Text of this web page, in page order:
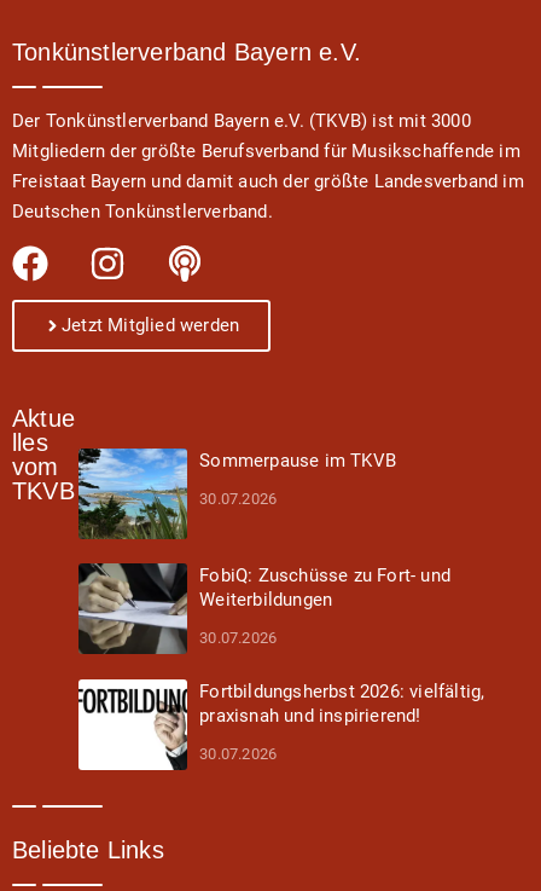
Tonkünstlerverband Bayern e.V.
Der Tonkünstlerverband Bayern e.V. (TKVB) ist mit 3000
Mitgliedern der größte Berufsverband für Musikschaffende im
Freistaat Bayern und damit auch der größte Landesverband im
Deutschen Tonkünstlerverband.
Jetzt Mitglied werden
Aktue
lles
vom
TKVB
Sommerpause im TKVB
30.07.2026
FobiQ: Zuschüsse zu Fort- und
Weiterbildungen
30.07.2026
Fortbildungsherbst 2026: vielfältig,
praxisnah und inspirierend!
30.07.2026
Beliebte Links